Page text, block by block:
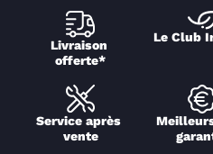
Livraison
offerte*
Le Club
Service après
vente